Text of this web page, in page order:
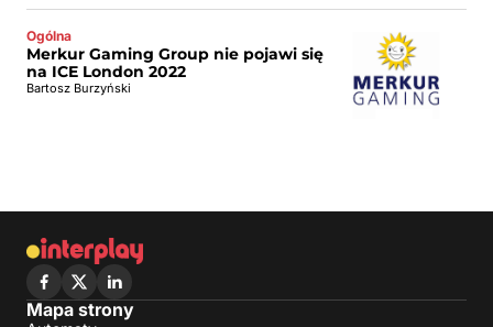
Ogólna
Merkur Gaming Group nie pojawi się
na ICE London 2022
Bartosz Burzyński
Mapa strony